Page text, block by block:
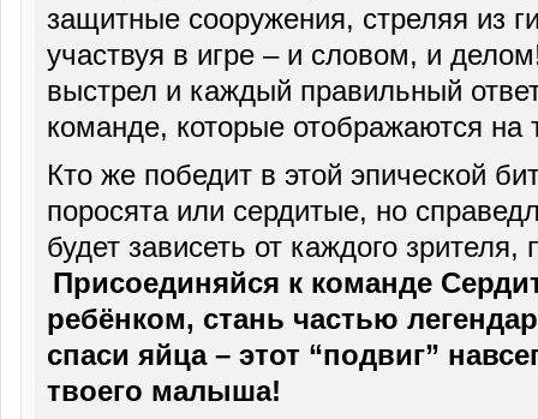
защитные сооружения, стреляя из
участвуя в игре – и словом, и
выстрел и каждый правильный
команде, которые отображаются на
Кто же победит в этой эпической
поросята или сердитые, но
будет зависеть от каждого
Присоединяйся к команде
ребёнком, стань частью
спаси яйца – этот “подвиг”
твоего малыша!